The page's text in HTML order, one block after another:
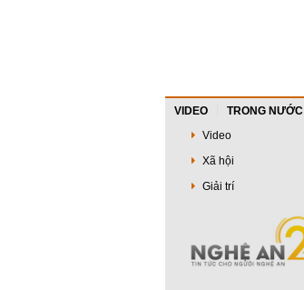
VIDEO TRONG NƯỚC
Video
Xã hội
Giải trí